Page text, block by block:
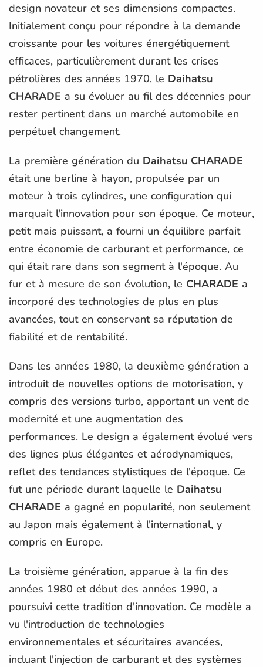
design novateur et ses dimensions compactes.
Initialement conçu pour répondre à la demande
croissante pour les voitures énergétiquement
efficaces, particulièrement durant les crises
pétrolières des années 1970, le Daihatsu
CHARADE a su évoluer au fil des décennies pour
rester pertinent dans un marché automobile en
perpétuel changement.
La première génération du Daihatsu CHARADE
était une berline à hayon, propulsée par un
moteur à trois cylindres, une configuration qui
marquait l'innovation pour son époque. Ce moteur,
petit mais puissant, a fourni un équilibre parfait
entre économie de carburant et performance, ce
qui était rare dans son segment à l'époque. Au
fur et à mesure de son évolution, le CHARADE a
incorporé des technologies de plus en plus
avancées, tout en conservant sa réputation de
fiabilité et de rentabilité.
Dans les années 1980, la deuxième génération a
introduit de nouvelles options de motorisation, y
compris des versions turbo, apportant un vent de
modernité et une augmentation des
performances. Le design a également évolué vers
des lignes plus élégantes et aérodynamiques,
reflet des tendances stylistiques de l'époque. Ce
fut une période durant laquelle le Daihatsu
CHARADE a gagné en popularité, non seulement
au Japon mais également à l'international, y
compris en Europe.
La troisième génération, apparue à la fin des
années 1980 et début des années 1990, a
poursuivi cette tradition d'innovation. Ce modèle a
vu l'introduction de technologies
environnementales et sécuritaires avancées,
incluant l'injection de carburant et des systèmes